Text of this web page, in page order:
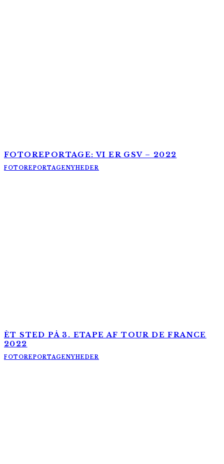
FOTOREPORTAGE: VI ER GSV – 2022
FOTOREPORTAGENYHEDER
ÈT STED PÅ 3. ETAPE AF TOUR DE FRANCE
2022
FOTOREPORTAGENYHEDER